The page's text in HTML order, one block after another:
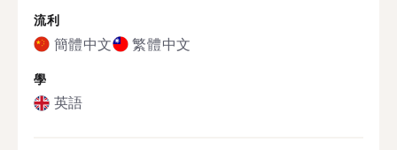
流利
簡體中文 繁體中文
學
英語